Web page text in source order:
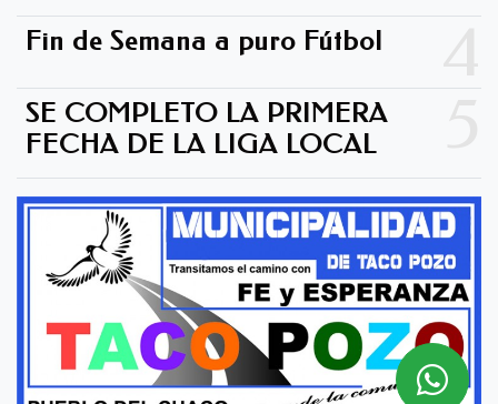
Fin de Semana a puro Fútbol
SE COMPLETO LA PRIMERA
FECHA DE LA LIGA LOCAL